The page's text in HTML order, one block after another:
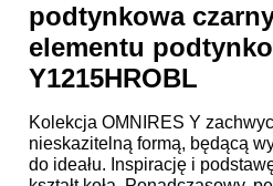
podtynkowa
elementu
Y1215HROBL
Kolekcja OMNIRES Y
nieskazitelną formą, będącą
do ideału. Inspirację i